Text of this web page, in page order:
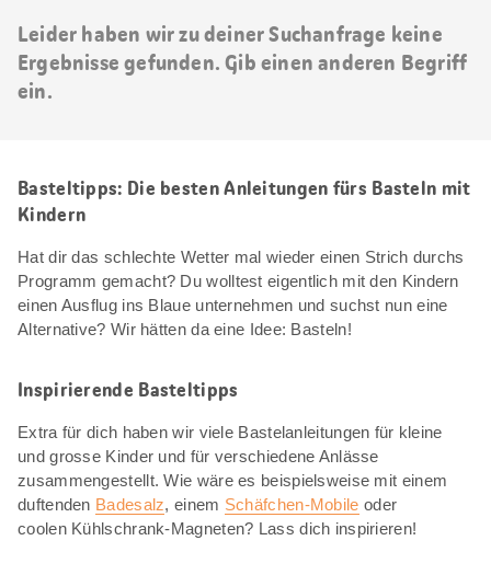
Leider haben wir zu deiner Suchanfrage keine
Ergebnisse gefunden. Gib einen anderen Begriff
ein.
Basteltipps: Die besten Anleitungen fürs Basteln mit
Kindern
Hat dir das schlechte Wetter mal wieder einen Strich durchs
Programm gemacht? Du wolltest eigentlich mit den Kindern
einen Ausflug ins Blaue unternehmen und suchst nun eine
Alternative? Wir hätten da eine Idee: Basteln!
Inspirierende Basteltipps
Extra für dich haben wir viele Bastelanleitungen für kleine
und grosse Kinder und für verschiedene Anlässe
zusammengestellt. Wie wäre es beispielsweise mit einem
duftenden Badesalz, einem Schäfchen-Mobile oder
coolen Kühlschrank-Magneten? Lass dich inspirieren!